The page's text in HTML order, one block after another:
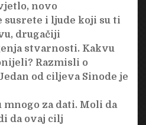
novo
susrete i ljude koji su ti
drugačiji
stvarnosti. Kakvu
Razmisli o
od ciljeva Sinode je
za dati. Moli da
da ovaj cilj